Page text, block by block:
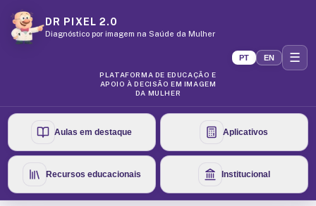
DR PIXEL 2.0
Diagnóstico por imagem na Saúde da Mulher
PLATAFORMA DE EDUCAÇÃO E
APOIO À DECISÃO EM IMAGEM
DA MULHER
PT EN ☰
Aulas em destaque Aplicativos
Recursos educacionais Institucional